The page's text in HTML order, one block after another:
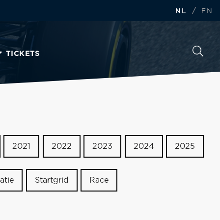
NL / EN
TICKETS
2021 2022 2023 2024 2025
Startgrid Race